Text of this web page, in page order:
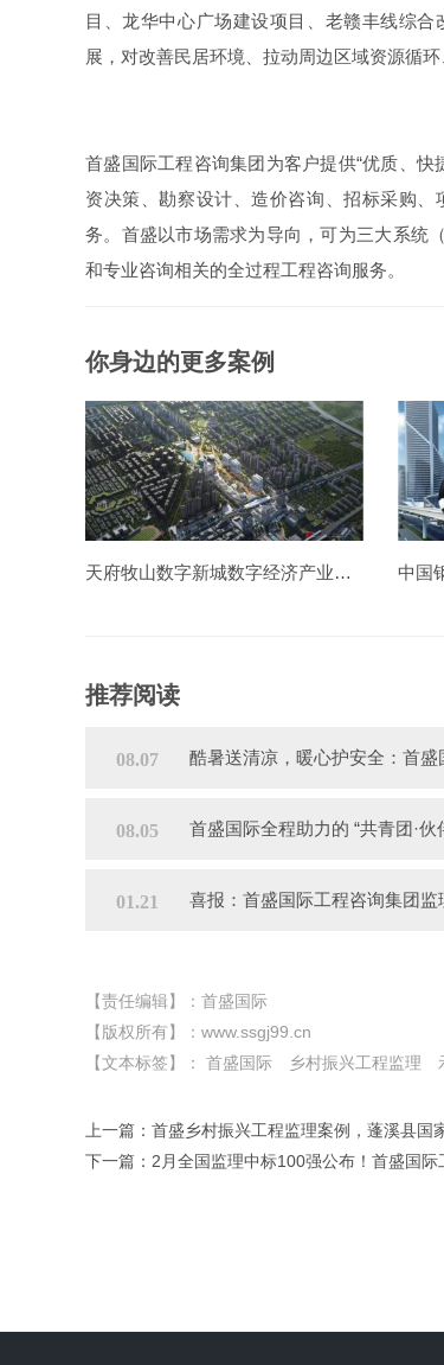
目、龙华中心广场建设项目、老赣丰线综
展，对改善民居环境、拉动周边区域资源循
首盛国际工程咨询集团为客户提供“优质、快
资决策、勘察设计、造价咨询、招标采购
务。首盛以市场需求为导向，可为三大系统
和专业咨询相关的全过程工程咨询服务。
你身边的更多案例
天府牧山数字新城数字经济产业园一期造价项目
推荐阅读
08.07 酷暑送清凉，暖心护安全：首
08.05 首盛国际全程助力的 “共青团·
01.21 喜报：首盛国际工程咨询集团监
【责任编辑】：首盛国际
【版权所有】： www.ssgj99.cn
【文本标签】： 首盛国际 乡村振兴工程监理
上一篇： 首盛乡村振兴工程监理案例，蓬溪县国
下一篇： 2月全国监理中标100强公布！首盛国际